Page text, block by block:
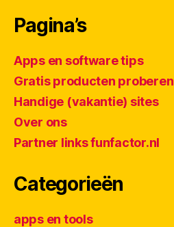
Pagina’s
Apps en software tips
Gratis producten proberen
Handige (vakantie) sites
Over ons
Partner links funfactor.nl
Categorieën
apps en tools